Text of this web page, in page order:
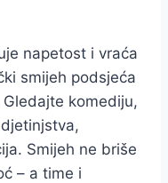
napetost i vraća
smijeh podsjeća
komediju,
Smijeh ne briše
– a time i